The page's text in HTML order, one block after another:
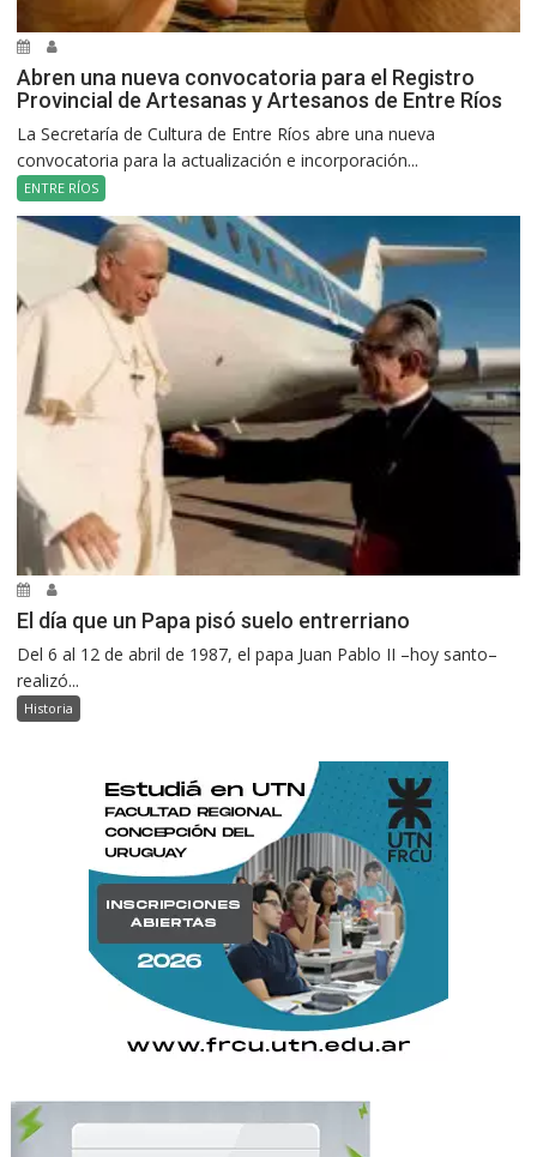
Abren una nueva convocatoria para el Registro
Provincial de Artesanas y Artesanos de Entre Ríos
La Secretaría de Cultura de Entre Ríos abre una nueva
convocatoria para la actualización e incorporación...
ENTRE RÍOS
El día que un Papa pisó suelo entrerriano
Del 6 al 12 de abril de 1987, el papa Juan Pablo II –hoy santo–
realizó...
Historia